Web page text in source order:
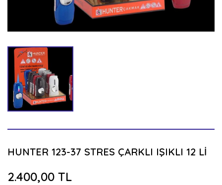
HUNTER 123-37 STRES ÇARKLI IŞIKLI 12 Lİ
2.400,00 TL